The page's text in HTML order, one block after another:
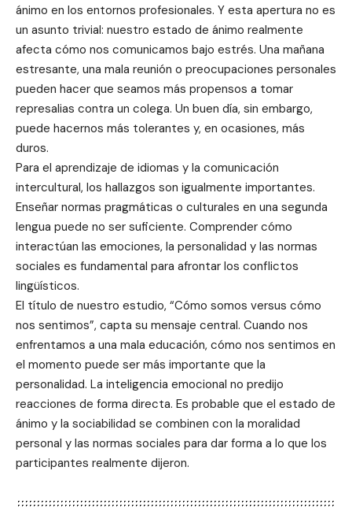
ánimo en los entornos profesionales. Y esta apertura no es
un asunto trivial: nuestro estado de ánimo realmente
afecta cómo nos comunicamos bajo estrés. Una mañana
estresante, una mala reunión o preocupaciones personales
pueden hacer que seamos más propensos a tomar
represalias contra un colega. Un buen día, sin embargo,
puede hacernos más tolerantes y, en ocasiones, más
duros.
Para el aprendizaje de idiomas y la comunicación
intercultural, los hallazgos son igualmente importantes.
Enseñar normas pragmáticas o culturales en una segunda
lengua puede no ser suficiente. Comprender cómo
interactúan las emociones, la personalidad y las normas
sociales es fundamental para afrontar los conflictos
lingüísticos.
El título de nuestro estudio, “Cómo somos versus cómo
nos sentimos”, capta su mensaje central. Cuando nos
enfrentamos a una mala educación, cómo nos sentimos en
el momento puede ser más importante que la
personalidad. La inteligencia emocional no predijo
reacciones de forma directa. Es probable que el estado de
ánimo y la sociabilidad se combinen con la moralidad
personal y las normas sociales para dar forma a lo que los
participantes realmente dijeron.